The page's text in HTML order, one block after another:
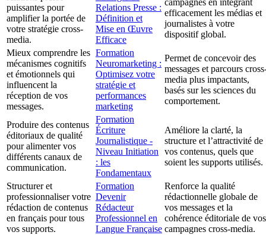
puissantes pour
amplifier la portée de
votre stratégie cross-
media.
Relations Presse :
Définition et
Mise en Œuvre
Efficace
campagnes en intégrant
efficacement les médias et
journalistes à votre
dispositif global.
Mieux comprendre les
mécanismes cognitifs
et émotionnels qui
influencent la
réception de vos
messages.
Formation
Neuromarketing :
Optimisez votre
stratégie et
performances
marketing
Permet de concevoir des
messages et parcours
media plus impactants,
basés sur les sciences du
comportement.
Produire des contenus
éditoriaux de qualité
pour alimenter vos
différents canaux de
communication.
Formation
Écriture
Journalistique -
Niveau Initiation
: les
Fondamentaux
Améliore la clarté, la
structure et l’attractivité de
vos contenus, quels que
soient les supports utilisés.
Structurer et
professionnaliser votre
rédaction de contenus
en français pour tous
vos supports.
Formation
Devenir
Rédacteur
Professionnel en
Langue Française
Renforce la qualité
rédactionnelle globale de
vos messages et la
cohérence éditoriale de vos
campagnes cross-media.